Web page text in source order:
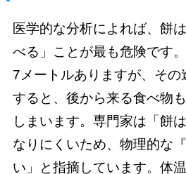
医学的な分析によれば、餅
べる」ことが最も危険です
7メートルありますが、そ
すると、後から来る食べ物
しまいます。専門家は「餅
なりにくいため、物理的な
い」と指摘しています。体